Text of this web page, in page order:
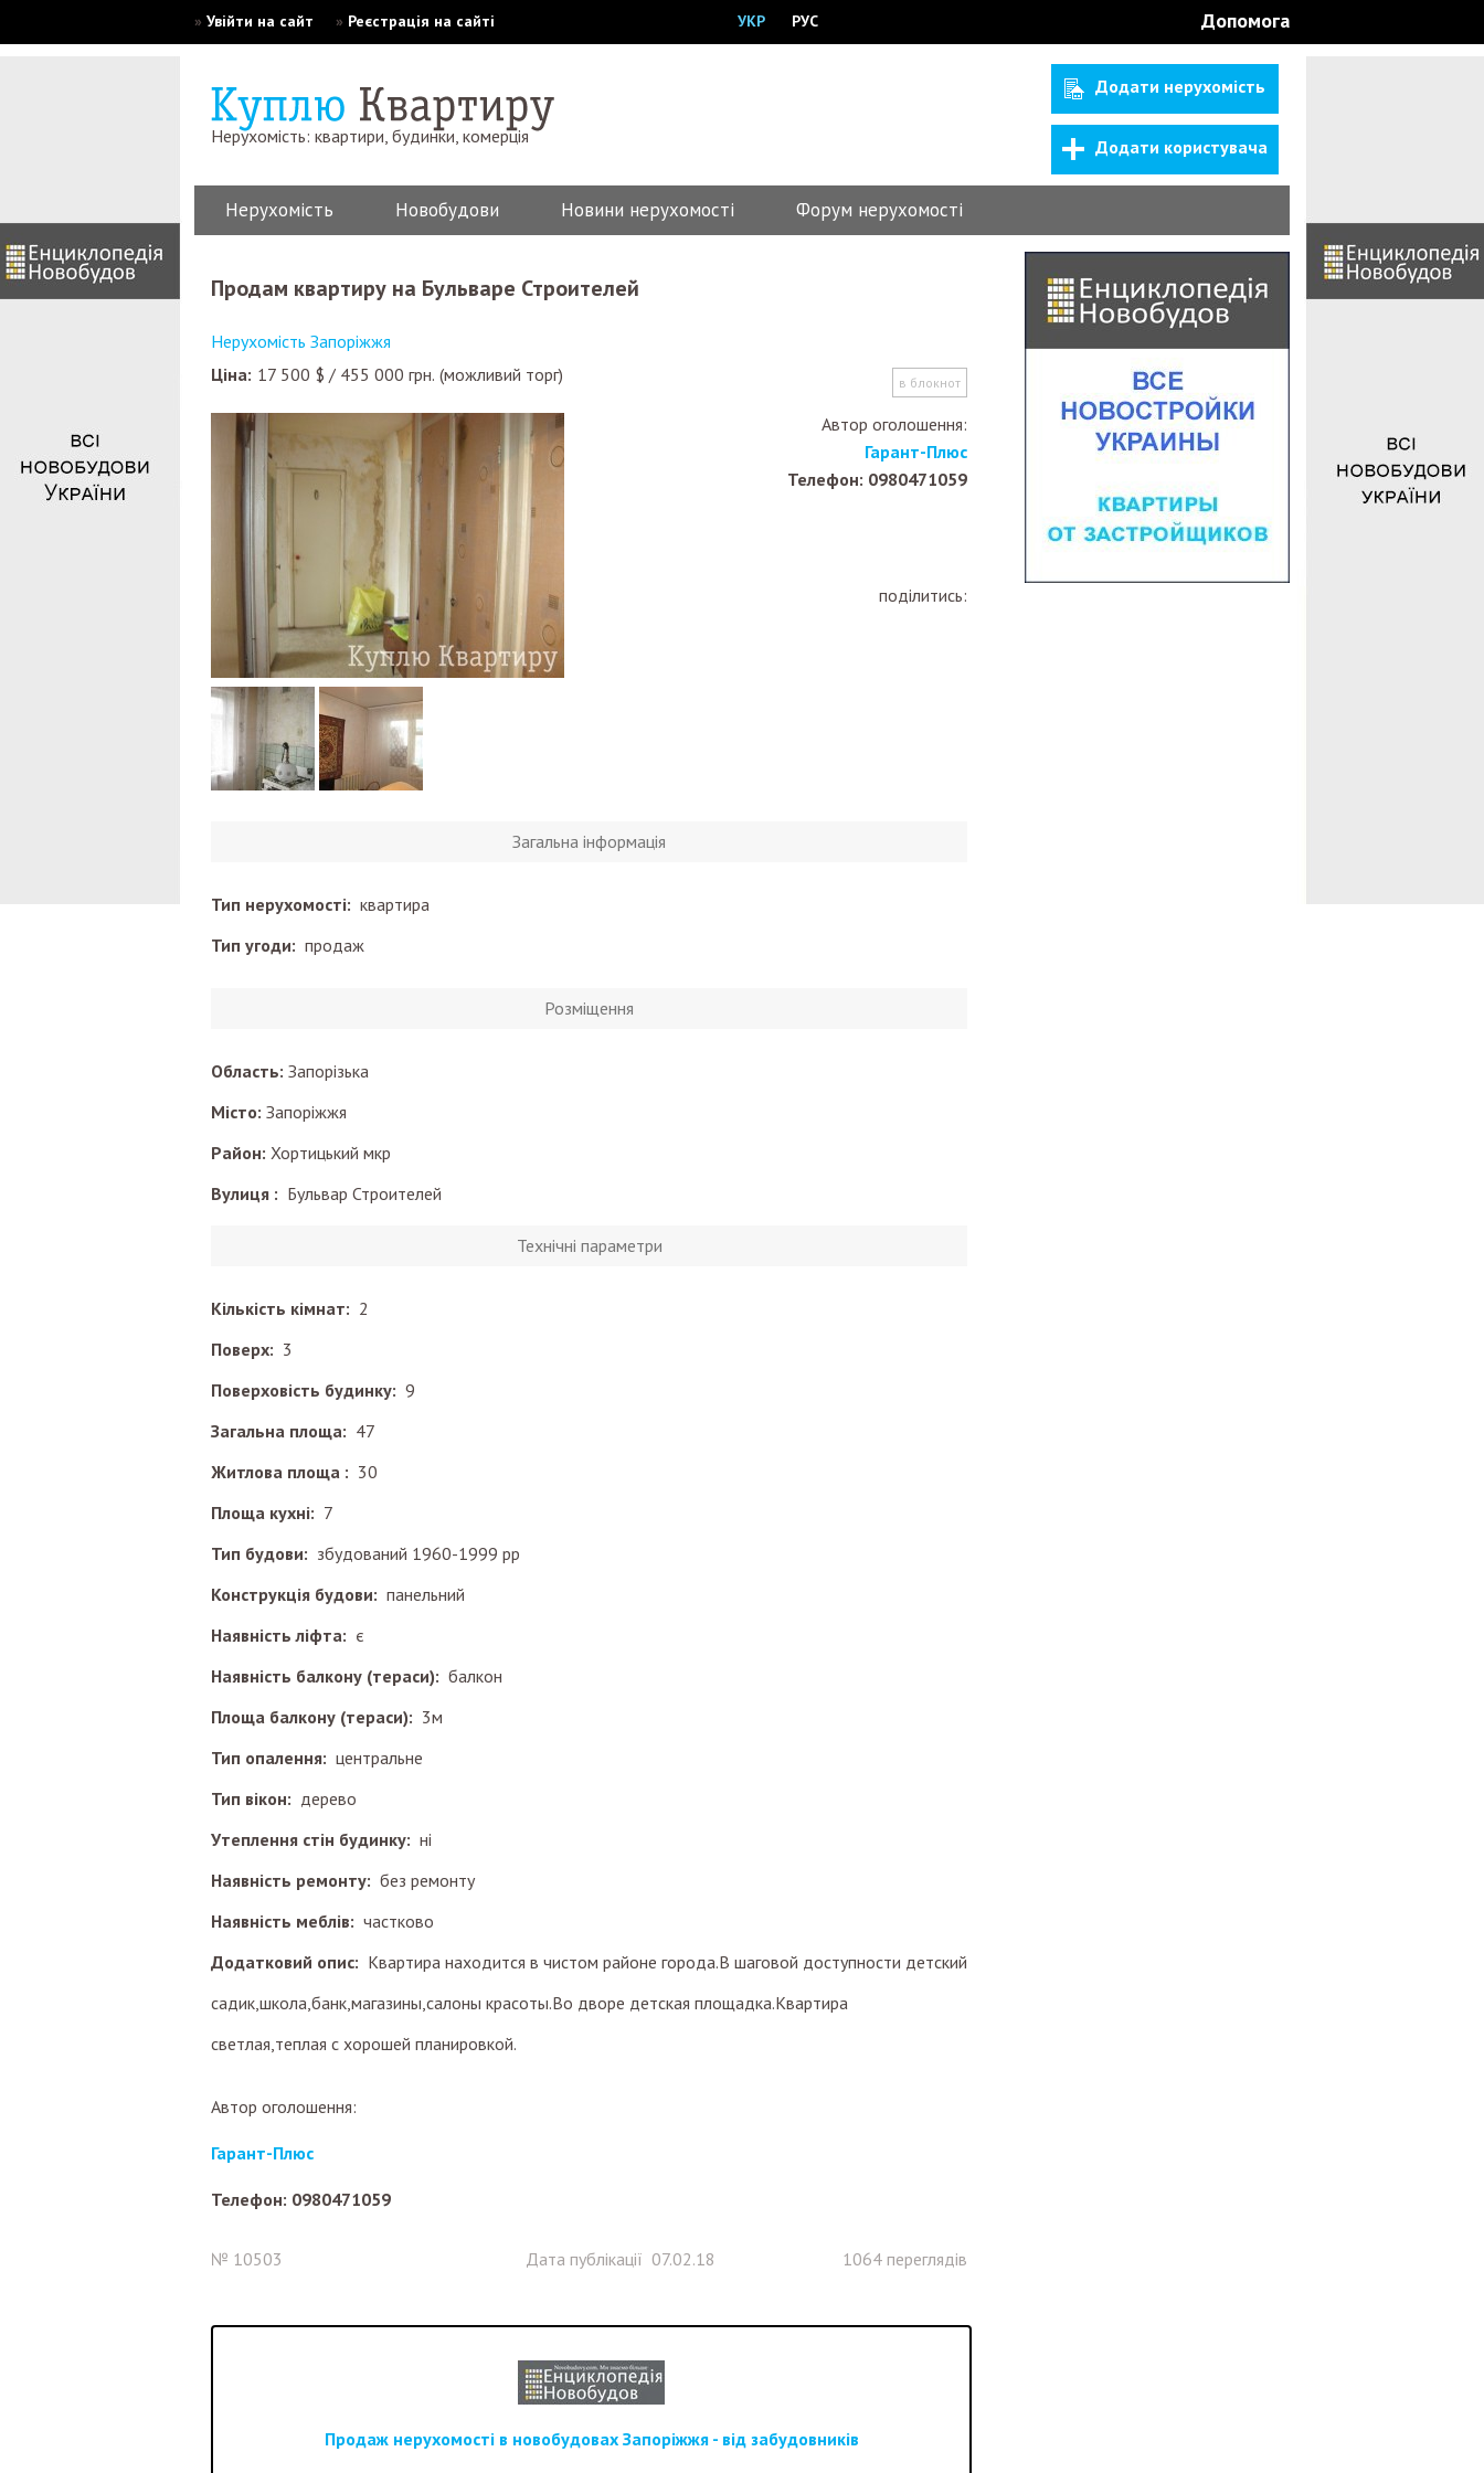
» Увійти на сайт » Реєстрація на сайті УКР РУС Допомога
Нерухомість: квартири, будинки, комерція
Додати нерухомість
Додати користувача
Нерухомість Новобудови Новини нерухомості Форум нерухомості
Продам квартиру на Бульваре Строителей
Нерухомість Запоріжжя
Ціна: 17 500 $ / 455 000 грн. (можливий торг) в блокнот
Автор оголошення:
Гарант-Плюс
Телефон: 0980471059
поділитись:
Загальна інформація
Тип нерухомості: квартира
Тип угоди: продаж
Розміщення
Область: Запорізька
Місто: Запоріжжя
Район: Хортицький мкр
Вулиця : Бульвар Строителей
Технічні параметри
Кількість кімнат: 2
Поверх: 3
Поверховість будинку: 9
Загальна площа: 47
Житлова площа : 30
Площа кухні: 7
Тип будови: збудований 1960-1999 рр
Конструкція будови: панельний
Наявність ліфта: є
Наявність балкону (тераси): балкон
Площа балкону (тераси): 3м
Тип опалення: центральне
Тип вікон: дерево
Утеплення стін будинку: ні
Наявність ремонту: без ремонту
Наявність меблів: частково
Додатковий опис: Квартира находится в чистом районе города.В шаговой доступности детский
садик,школа,банк,магазины,салоны красоты.Во дворе детская площадка.Квартира
светлая,теплая с хорошей планировкой.
Автор оголошення:
Гарант-Плюс
Телефон: 0980471059
№ 10503 Дата публікації 07.02.18 1064 переглядів
Продаж нерухомості в новобудовах Запоріжжя - від забудовників